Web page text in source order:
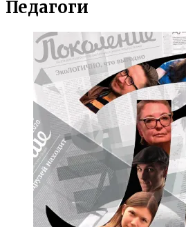
Педагоги